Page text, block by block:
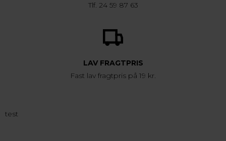
Tlf. 24 59 87 63
LAV FRAGTPRIS
Fast lav fragtpris på 19 kr.
test